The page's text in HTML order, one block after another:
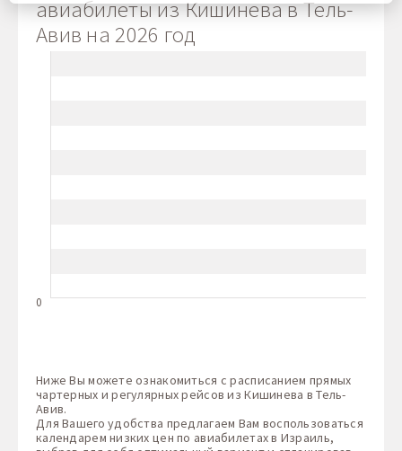
авиабилеты из Кишинева в Тель-
Авив на 2026 год
0
Ниже Вы можете ознакомиться с расписанием прямых
чартерных и регулярных рейсов из Кишинева в Тель-
Авив.
Для Вашего удобства предлагаем Вам воспользоваться
календарем низких цен по авиабилетах в Израиль,
cookie.